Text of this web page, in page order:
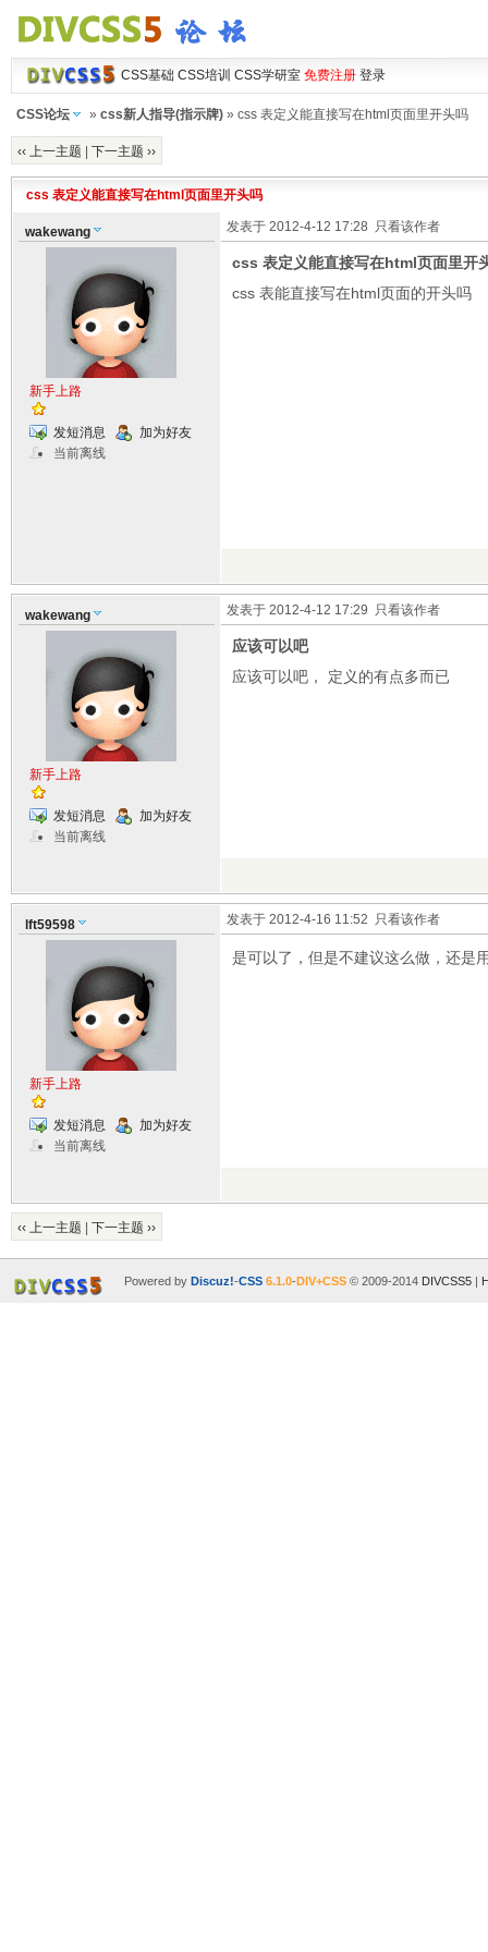
CSS基础 CSS培训 CSS学研室 免费注册 登录
CSS论坛 » css新人指导(指示牌)» css 表定义能直接写在html页面里开头吗
‹‹ 上一主题 下一主题 ››
css 表定义能直接写在html页面里开头吗
wakewang
新手上路
发短消息
加为好友
当前离线
发表于 2012-4-12 17:28 只看该作者
css 表定义能直接写在html页面里开
css 表能直接写在html页面的开头吗
wakewang
新手上路
发短消息
加为好友
当前离线
发表于 2012-4-12 17:29 只看该作者
应该可以吧
应该可以吧， 定义的有点多而已
lft59598
新手上路
发短消息
加为好友
当前离线
发表于 2012-4-16 11:52 只看该作者
是可以了，但是不建议这么做，还是
‹‹ 上一主题 下一主题 ››
Powered by Discuz!-CSS 6.1.0-DIV+CSS© 2009-2014 DIVCSS5|